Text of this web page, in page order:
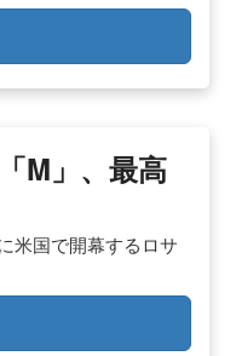
M」、最高
米国で開幕するロサ